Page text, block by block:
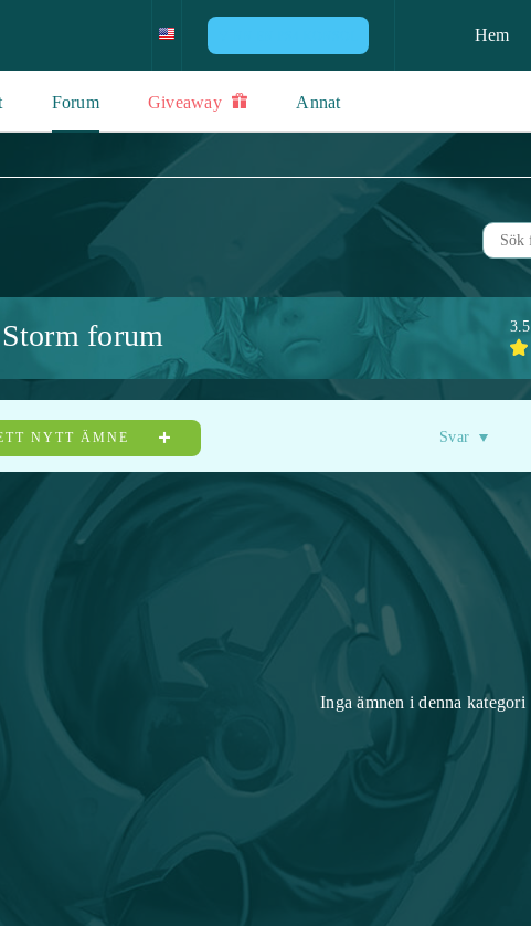
Hem
Forum Giveaway Annat
forum 3.5
NYTT ÄMNE Svar
Inga ämnen i denna kategori